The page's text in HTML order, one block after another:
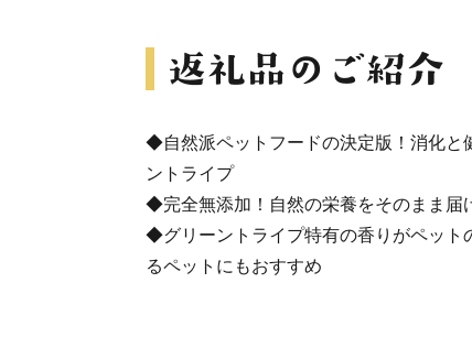
◆自然派ペットフードの決定版！消化と
ントライプ
◆完全無添加！自然の栄養をそのまま届
◆グリーントライプ特有の香りがペット
るペットにもおすすめ